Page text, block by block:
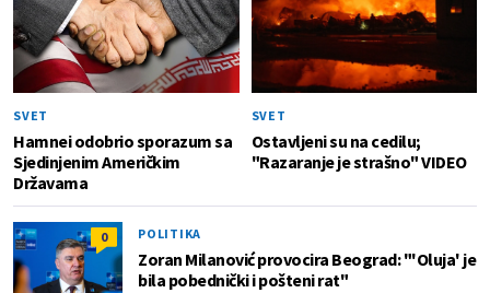
SVET
Hamnei odobrio sporazum sa
Sjedinjenim Američkim
Državama
SVET
Ostavljeni su na cedilu;
"Razaranje je strašno" VIDEO
0 POLITIKA
Zoran Milanović provocira Beograd: "'Oluja' je
bila pobednički i pošteni rat"